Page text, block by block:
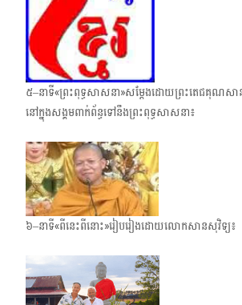
៥–នាទី«ព្រះពុទ្ធសាសនា»សម្តែងដោយព្រះតេជគុណសា
នៅក្នុងសង្គមពាក់ព័ន្ធទៅនឹងព្រះពុទ្ធសាសនា៖
៦–នាទី«ពីនេះពីនោះ»រៀបរៀងដោយលោកសានសុវិទ្យ៖